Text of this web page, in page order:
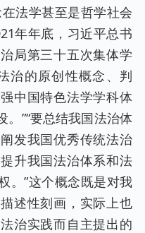
法学甚至是哲学社会
年年底，习近平总书
局第三十五次集体学
治的原创性概念、判
中国特色法学学科体
”“要总结我国法治体
发我国优秀传统法治
升我国法治体系和法
。”这个概念既是对我
述性刻画，实际上也
治实践而自主提出的